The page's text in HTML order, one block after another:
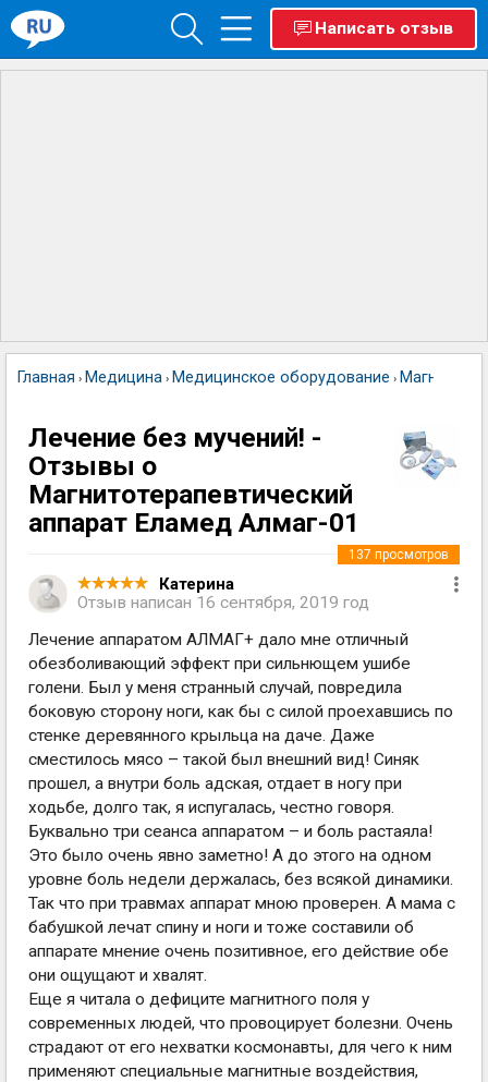
Написать отзыв
Главная › Медицина › Медицинское оборудование ›
Лечение без мучений! -
Отзывы о
Магнитотерапевтический
аппарат Еламед Алмаг-01
Катерина
Отзыв написан 16 сентября, 2019 год
137 просмотров
Лечение аппаратом АЛМАГ+ дало мне отличный
обезболивающий эффект при сильнющем ушибе
голени. Был у меня странный случай, повредила
боковую сторону ноги, как бы с силой проехавшись по
стенке деревянного крыльца на даче. Даже
сместилось мясо – такой был внешний вид! Синяк
прошел, а внутри боль адская, отдает в ногу при
ходьбе, долго так, я испугалась, честно говоря.
Буквально три сеанса аппаратом – и боль растаяла!
Это было очень явно заметно! А до этого на одном
уровне боль недели держалась, без всякой динамики.
Так что при травмах аппарат мною проверен. А мама с
бабушкой лечат спину и ноги и тоже составили об
аппарате мнение очень позитивное, его действие обе
они ощущают и хвалят.
Еще я читала о дефиците магнитного поля у
современных людей, что провоцирует болезни. Очень
страдают от его нехватки космонавты, для чего к ним
применяют специальные магнитные воздействия,